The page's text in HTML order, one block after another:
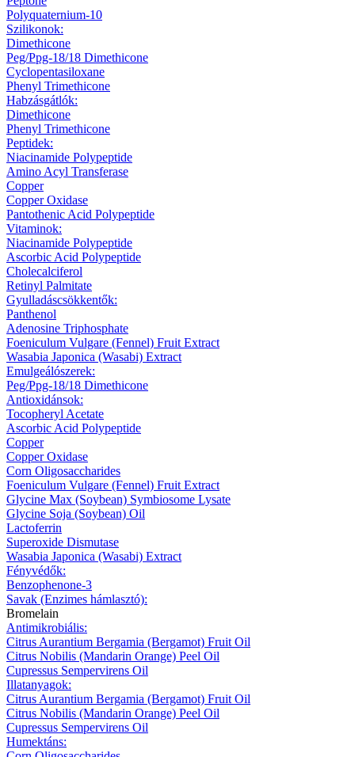
Polyquaternium-10
Szilikonok:
Dimethicone
Peg/Ppg-18/18 Dimethicone
Cyclopentasiloxane
Phenyl Trimethicone
Habzásgátlók:
Dimethicone
Phenyl Trimethicone
Peptidek:
Niacinamide Polypeptide
Amino Acyl Transferase
Copper
Copper Oxidase
Pantothenic Acid Polypeptide
Vitaminok:
Niacinamide Polypeptide
Ascorbic Acid Polypeptide
Cholecalciferol
Retinyl Palmitate
Gyulladáscsökkentők:
Panthenol
Adenosine Triphosphate
Foeniculum Vulgare (Fennel) Fruit Extract
Wasabia Japonica (Wasabi) Extract
Emulgeálószerek:
Peg/Ppg-18/18 Dimethicone
Antioxidánsok:
Tocopheryl Acetate
Ascorbic Acid Polypeptide
Copper
Copper Oxidase
Corn Oligosaccharides
Foeniculum Vulgare (Fennel) Fruit Extract
Glycine Max (Soybean) Symbiosome Lysate
Glycine Soja (Soybean) Oil
Lactoferrin
Superoxide Dismutase
Wasabia Japonica (Wasabi) Extract
Fényvédők:
Benzophenone-3
Savak (Enzimes hámlasztó):
Bromelain
Antimikrobiális:
Citrus Aurantium Bergamia (Bergamot) Fruit Oil
Citrus Nobilis (Mandarin Orange) Peel Oil
Cupressus Sempervirens Oil
Illatanyagok:
Citrus Aurantium Bergamia (Bergamot) Fruit Oil
Citrus Nobilis (Mandarin Orange) Peel Oil
Cupressus Sempervirens Oil
Humektáns: